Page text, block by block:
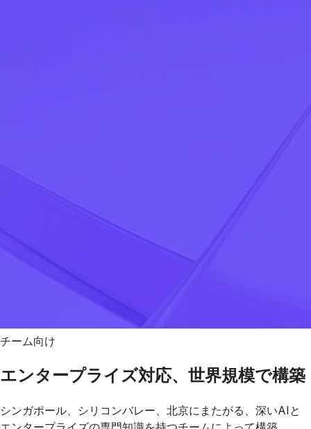
チーム向け
エンタープライズ対応、世界規模で構築
シンガポール、シリコンバレー、北京にまたがる、深いAIと